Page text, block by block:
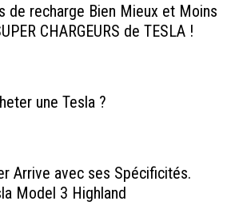
de recharge Bien Mieux et Moins
CHARGEURS de TESLA !
une Tesla ?
Arrive avec ses Spécificités.
Model 3 Highland